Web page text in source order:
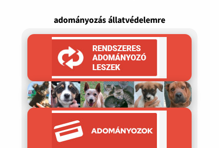
adományozás állatvédelemre